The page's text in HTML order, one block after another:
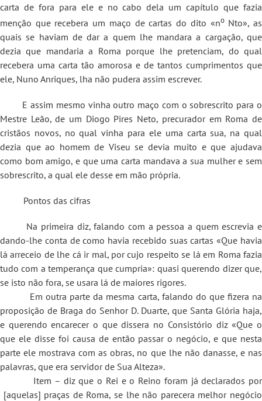
carta de fora para ele e no cabo dela um capítulo que fazia
menção que recebera um maço de cartas do dito «noNto», as
quais se haviam de dar a quem lhe mandara a cargação, que
dezia que mandaria a Roma porque lhe pretenciam, do qual
recebera uma carta tão amorosa e de tantos cumprimentos que
ele, Nuno Anriques, lha não pudera assim escrever.
E assim mesmo vinha outro maço com o sobrescrito para o
Mestre Leão, de um Diogo Pires Neto, precurador em Roma de
cristãos novos, no qual vinha para ele uma carta sua, na qual
dezia que ao homem de Viseu se devia muito e que ajudava
como bom amigo, e que uma carta mandava a sua mulher e sem
sobrescrito, a qual ele desse em mão própria.
Pontos das cifras
Na primeira diz, falando com a pessoa a quem escrevia e
dando-lhe conta de como havia recebido suas cartas «Que havia
lá arreceio de lhe cá ir mal, por cujo respeito se lá em Roma fazia
tudo com a temperança que cumpria»: quasi querendo dizer que,
se isto não fora, se usara lá de maiores rigores.
Em outra parte da mesma carta, falando do que fizera na
proposição de Braga do Senhor D. Duarte, que Santa Glória haja,
e querendo encarecer o que dissera no Consistório diz «Que o
que ele disse foi causa de então passar o negócio, e que nesta
parte ele mostrava com as obras, no que lhe não danasse, e nas
palavras, que era servidor de Sua Alteza».
Item – diz que o Rei e o Reino foram já declarados por
[aquelas] praças de Roma, se lhe não parecera melhor negócio